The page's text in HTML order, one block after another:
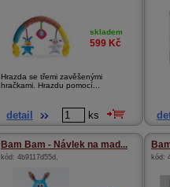
skladem
599 Kč
Hrazda se třemi zavěšenými
hračkami. Hrazdu pomocí...
detail ks
Bam Bam - Návlek na mad...
kód: 4b9117d55d , kód: